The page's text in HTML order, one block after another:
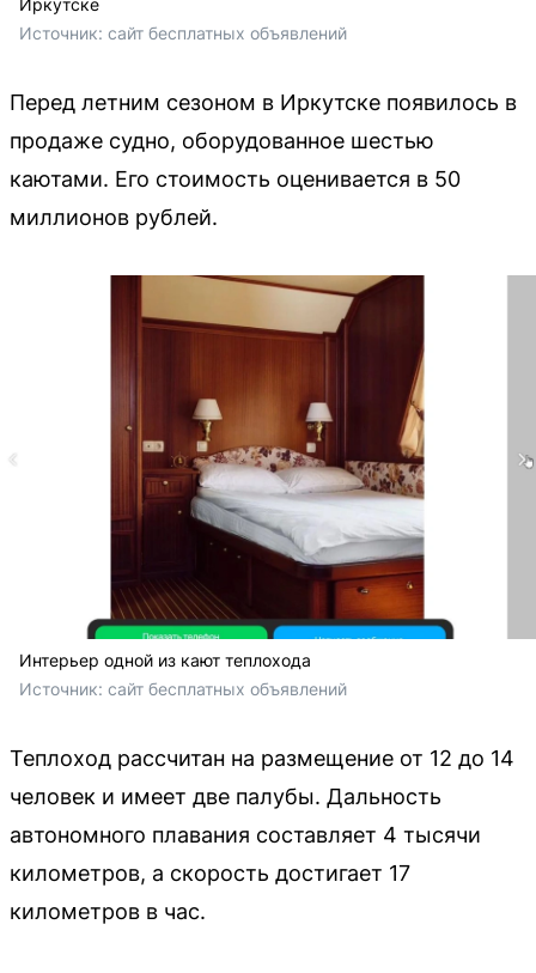
Иркутске
Источник: сайт бесплатных объявлений
Перед летним сезоном в Иркутске появилось в
продаже судно, оборудованное шестью
каютами. Его стоимость оценивается в 50
миллионов рублей.
Интерьер одной из кают теплохода
Источник: сайт бесплатных объявлений
Теплоход рассчитан на размещение от 12 до 14
человек и имеет две палубы. Дальность
автономного плавания составляет 4 тысячи
километров, а скорость достигает 17
километров в час.